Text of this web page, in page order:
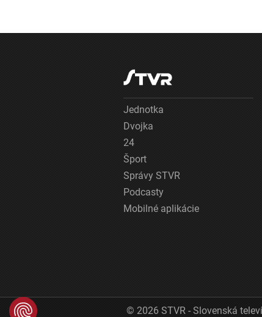
Jednotka
Dvojka
24
Šport
Správy STVR
Podcasty
Mobilné aplikácie
© 2026 STVR - Slovenská